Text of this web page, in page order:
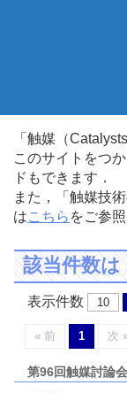
「触媒（
このサイトをつ
ドもできます．
また，「触媒技
はこちら をご参
該当件数
表示件数 10
« 前 1 次
第96回触媒討論会